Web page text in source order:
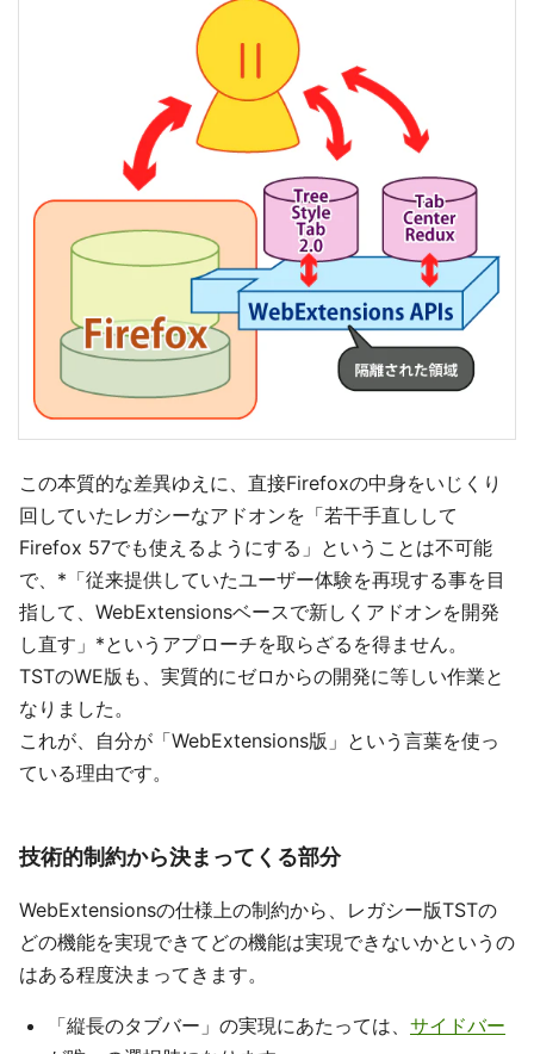
この本質的な差異ゆえに、直接Firefoxの中身をいじくり
回していたレガシーなアドオンを「若干手直しして
Firefox 57でも使えるようにする」ということは不可能
で、*「従来提供していたユーザー体験を再現する事を目
指して、WebExtensionsベースで新しくアドオンを開発
し直す」*というアプローチを取らざるを得ません。
TSTのWE版も、実質的にゼロからの開発に等しい作業と
なりました。
これが、自分が「WebExtensions版」という言葉を使っ
ている理由です。
技術的制約から決まってくる部分
WebExtensionsの仕様上の制約から、レガシー版TSTの
どの機能を実現できてどの機能は実現できないかというの
はある程度決まってきます。
「縦長のタブバー」の実現にあたっては、 サイドバー